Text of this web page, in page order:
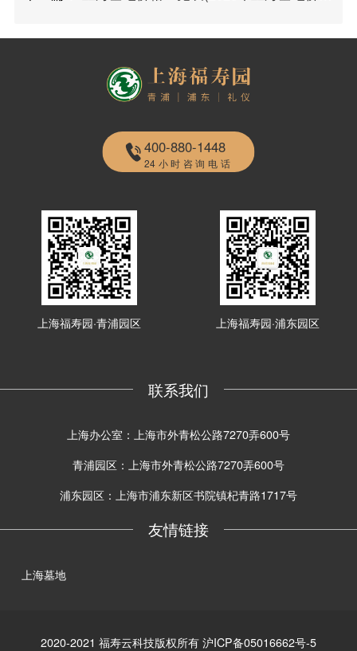
400-880-1448
24小时咨询电话
上海福寿园·青浦园区 上海福寿园·浦东园区
联系我们
上海办公室：上海市外青松公路7270弄600号
青浦园区：上海市外青松公路7270弄600号
浦东园区：上海市浦东新区书院镇杞青路1717号
友情链接
上海墓地
2020-2021 福寿云科技版权所有 沪ICP备05016662号-5